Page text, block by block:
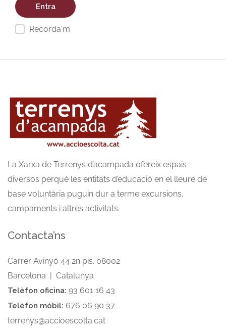
Recorda'm
La Xarxa de Terrenys d’acampada ofereix espais
diversos perquè les entitats d’educació en el lleure de
base voluntària puguin dur a terme excursions,
campaments i altres activitats.
Contacta’ns
Carrer Avinyó 44 2n pis. 08002
Barcelona | Catalunya
Telèfon oficina: 93 601 16 43
Telèfon mòbil: 676 06 90 37
terrenys@accioescolta.cat